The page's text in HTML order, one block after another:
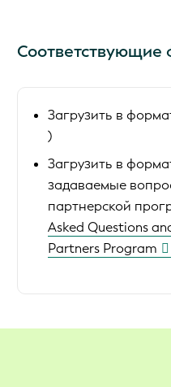
Соответствующие
Загрузить в
)
Загрузить в
задаваемые
партнерской
Asked Questions
Partners Program